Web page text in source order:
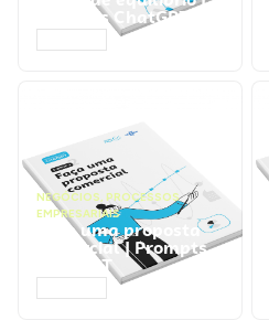
Prompts ChatGPT
NEGÓCIOS, PROCESSOS
EMPRESARIAIS
Faça uma proposta
comercial | Prompts
ChatGPT